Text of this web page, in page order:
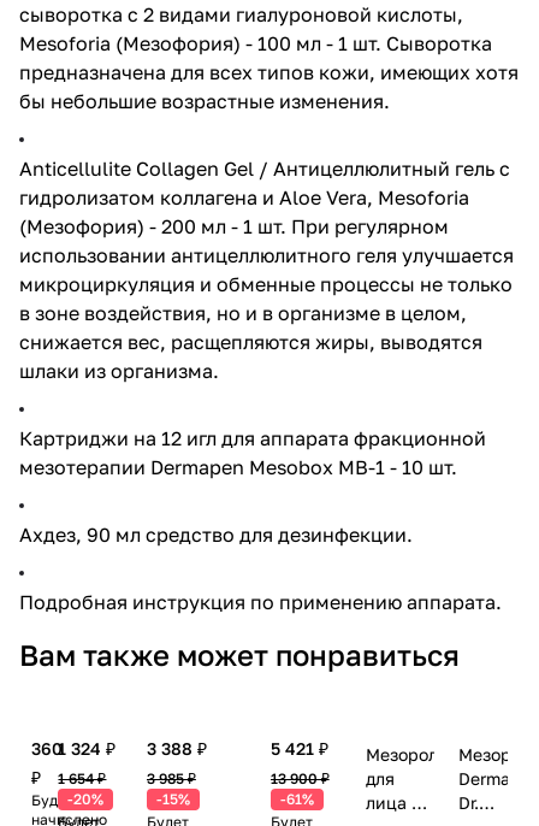
сыворотка с 2 видами гиалуроновой кислоты,
Mesoforia (Мезофория) - 100 мл - 1 шт. Сыворотка
предназначена для всех типов кожи, имеющих хотя
бы небольшие возрастные изменения.
Anticellulite Collagen Gel / Антицеллюлитный гель с
гидролизатом коллагена и Aloe Vera, Mesoforia
(Мезофория) - 200 мл - 1 шт. При регулярном
использовании антицеллюлитного геля улучшается
микроциркуляция и обменные процессы не только
в зоне воздействия, но и в организме в целом,
снижается вес, расщепляются жиры, выводятся
шлаки из организма.​
Картриджи на 12 игл для аппарата фракционной
мезотерапии Dermapen Mesobox MB-1 - 10 шт.
Ахдез, 90 мл средство для дезинфекции.
Подробная инструкция по применению аппарата.
Вам также может понравиться
360
₽
Будет
начислено
1 324 ₽
1 654 ₽
-20%
Будет
3 388 ₽
3 985 ₽
-15%
Будет
5 421 ₽
13 900 ₽
-61%
Будет
Мезороллер
для
лица и
Dr.Mezo